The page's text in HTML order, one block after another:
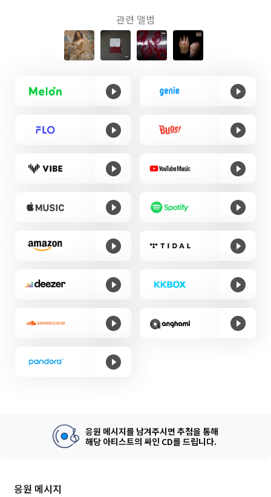
관련 앨범
응원 메시지를 남겨주시면 추첨을 통해
해당 아티스트의 싸인 CD를 드립니다.
응원 메시지